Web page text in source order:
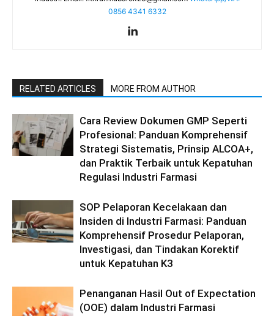
0856 4341 6332
RELATED ARTICLES MORE FROM AUTHOR
Cara Review Dokumen GMP Seperti
Profesional: Panduan Komprehensif
Strategi Sistematis, Prinsip ALCOA+,
dan Praktik Terbaik untuk Kepatuhan
Regulasi Industri Farmasi
SOP Pelaporan Kecelakaan dan
Insiden di Industri Farmasi: Panduan
Komprehensif Prosedur Pelaporan,
Investigasi, dan Tindakan Korektif
untuk Kepatuhan K3
Penanganan Hasil Out of Expectation
(OOE) dalam Industri Farmasi